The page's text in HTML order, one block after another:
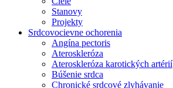
Stanovy
Projekty
Srdcovocievne ochorenia
Angína pectoris
Ateroskleróza
Ateroskleróza karotických artérií
Búšenie srdca
Chronické srdcové zlyhávanie